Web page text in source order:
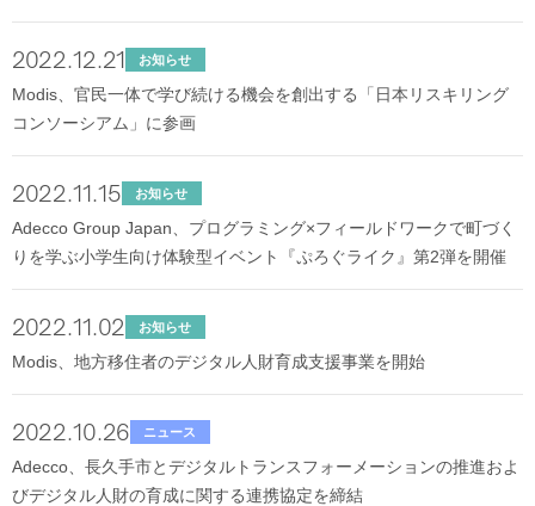
2022.12.21 お知らせ
Modis、官民一体で学び続ける機会を創出する「日本リスキリング
コンソーシアム」に参画
2022.11.15 お知らせ
Adecco Group Japan、プログラミング×フィールドワークで町づく
りを学ぶ小学生向け体験型イベント『ぷろぐライク』第2弾を開催
2022.11.02 お知らせ
Modis、地方移住者のデジタル人財育成支援事業を開始
2022.10.26 ニュース
Adecco、長久手市とデジタルトランスフォーメーションの推進およ
びデジタル人財の育成に関する連携協定を締結